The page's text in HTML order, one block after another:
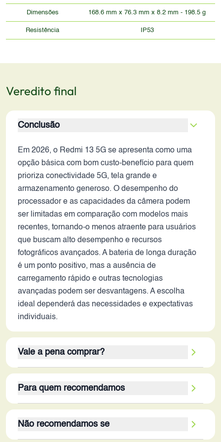
Dimensões 168.6 mm x 76.3 mm x 8.2 mm - 198.5 g
Resistência IP53
Veredito final
Conclusão
Em 2026, o Redmi 13 5G se apresenta como uma
opção básica com bom custo-benefício para quem
prioriza conectividade 5G, tela grande e
armazenamento generoso. O desempenho do
processador e as capacidades da câmera podem
ser limitadas em comparação com modelos mais
recentes, tornando-o menos atraente para usuários
que buscam alto desempenho e recursos
fotográficos avançados. A bateria de longa duração
é um ponto positivo, mas a ausência de
carregamento rápido e outras tecnologias
avançadas podem ser desvantagens. A escolha
ideal dependerá das necessidades e expectativas
individuais.
Vale a pena comprar?
que buscam um smartphone acessível com boa
tela, armazenamento interno amplo e conectividade
de atualização, boa capacidade de armazenamento
Para quem recomendamos
são usuários que buscam um smartphone com bom
custo-benefício e que priorizam tela grande,
Não recomendamos se